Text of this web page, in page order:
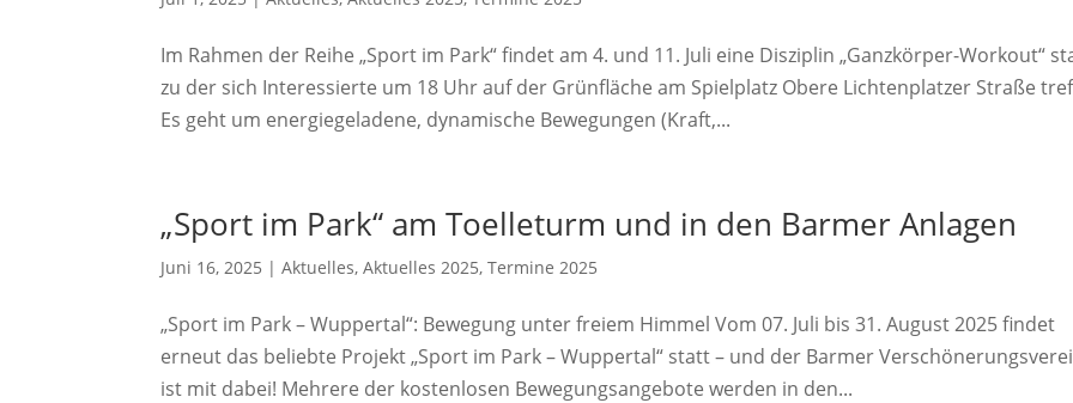
Im Rahmen der Reihe „Sport im Park“ findet am 4. und 11. Juli eine Disziplin „Ganzkörper-Workout“
zu der sich Interessierte um 18 Uhr auf der Grünfläche am Spielplatz Obere Lichtenplatzer Straße
Es geht um energiegeladene, dynamische Bewegungen (Kraft,...
„Sport im Park“ am Toelleturm und in den Barmer Anlagen
Juni 16, 2025 |Aktuelles,Aktuelles 2025,Termine 2025
„Sport im Park – Wuppertal“: Bewegung unter freiem Himmel Vom 07. Juli bis 31. August 2025 findet
erneut das beliebte Projekt „Sport im Park – Wuppertal“ statt – und der Barmer
ist mit dabei! Mehrere der kostenlosen Bewegungsangebote werden in den...